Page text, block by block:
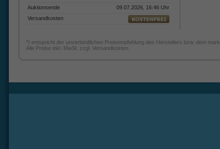
Auktionsende
09.07.2026, 16:46 Uhr
Versandkosten
*) entspricht der unverbindlichen Preisempfehlung des Herstellers bzw. dem
Alle Preise inkl. MwSt. zzgl. Versandkosten.